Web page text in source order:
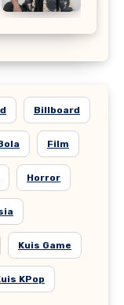
Billboard
Film
Horror
Kuis Game
KPop